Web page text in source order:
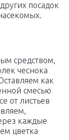
посадок
средством,
чеснока
как
смесью
от листьев
каждые
цветка